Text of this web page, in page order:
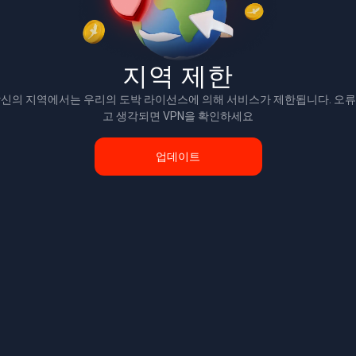
지역 제한
의 지역에서는 우리의 도박 라이선스에 의해 서비스가 제한됩니다. 오
고 생각되면 VPN을 확인하세요
업데이트